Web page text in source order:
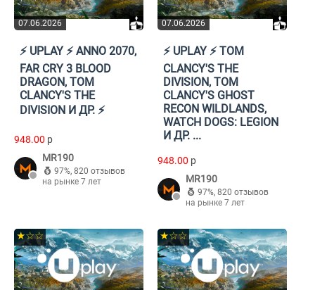
07.06.2026
⚡️ UPLAY ⚡️ ANNO 2070,
FAR CRY 3 BLOOD
DRAGON, TOM
CLANCY'S THE
DIVISION И ДР. ⚡️
948.00 p
MR190
97%, 820 отзывов
на рынке 7 лет
07.06.2026
⚡️ UPLAY ⚡️ TOM
CLANCY'S THE
DIVISION, TOM
CLANCY'S GHOST
RECON WILDLANDS,
WATCH DOGS: LEGION
И ДР. ...
948.00 p
MR190
97%, 820 отзывов
на рынке 7 лет
★☆☆ ★☆☆